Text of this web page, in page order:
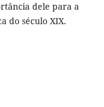
dele para a
do século XIX.